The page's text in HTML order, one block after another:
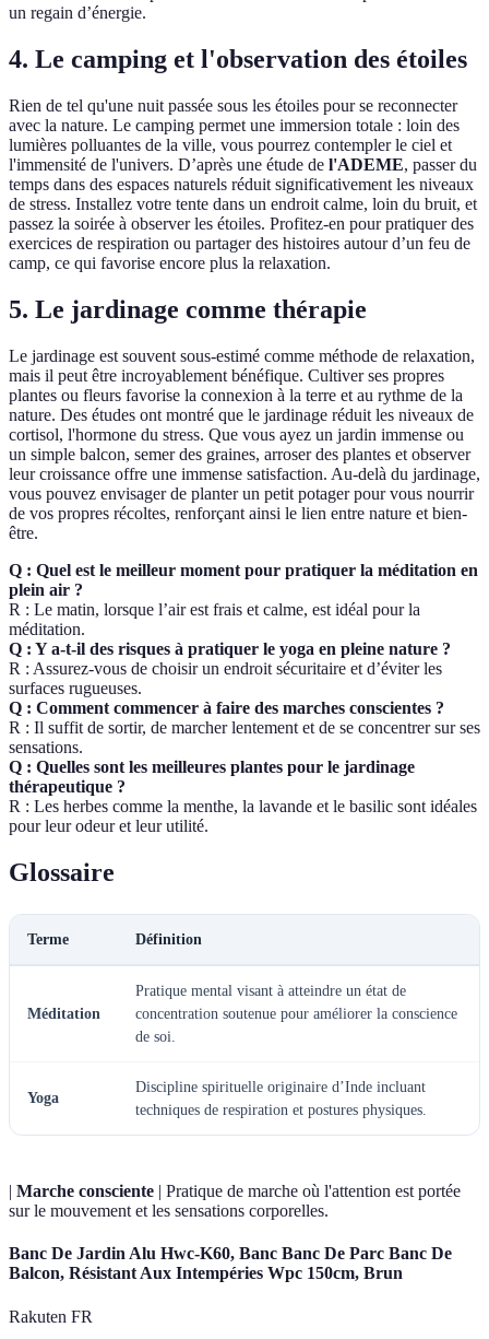
un regain d’énergie.
4. Le camping et l'observation des étoiles
Rien de tel qu'une nuit passée sous les étoiles pour se reconnecter
avec la nature. Le camping permet une immersion totale : loin des
lumières polluantes de la ville, vous pourrez contempler le ciel et
l'immensité de l'univers. D’après une étude de l'ADEME, passer du
temps dans des espaces naturels réduit significativement les niveaux
de stress. Installez votre tente dans un endroit calme, loin du bruit, et
passez la soirée à observer les étoiles. Profitez-en pour pratiquer des
exercices de respiration ou partager des histoires autour d’un feu de
camp, ce qui favorise encore plus la relaxation.
5. Le jardinage comme thérapie
Le jardinage est souvent sous-estimé comme méthode de relaxation,
mais il peut être incroyablement bénéfique. Cultiver ses propres
plantes ou fleurs favorise la connexion à la terre et au rythme de la
nature. Des études ont montré que le jardinage réduit les niveaux de
cortisol, l'hormone du stress. Que vous ayez un jardin immense ou
un simple balcon, semer des graines, arroser des plantes et observer
leur croissance offre une immense satisfaction. Au-delà du jardinage,
vous pouvez envisager de planter un petit potager pour vous nourrir
de vos propres récoltes, renforçant ainsi le lien entre nature et bien-
être.
Q : Quel est le meilleur moment pour pratiquer la méditation en
plein air ?
R : Le matin, lorsque l’air est frais et calme, est idéal pour la
méditation.
Q : Y a-t-il des risques à pratiquer le yoga en pleine nature ?
R : Assurez-vous de choisir un endroit sécuritaire et d’éviter les
surfaces rugueuses.
Q : Comment commencer à faire des marches conscientes ?
R : Il suffit de sortir, de marcher lentement et de se concentrer sur ses
sensations.
Q : Quelles sont les meilleures plantes pour le jardinage
thérapeutique ?
R : Les herbes comme la menthe, la lavande et le basilic sont idéales
pour leur odeur et leur utilité.
Glossaire
Terme Définition
Méditation
Pratique mental visant à atteindre un état de
concentration soutenue pour améliorer la conscience
de soi.
Yoga
Discipline spirituelle originaire d’Inde incluant
techniques de respiration et postures physiques.
| Marche consciente | Pratique de marche où l'attention est portée
sur le mouvement et les sensations corporelles.
Banc De Jardin Alu Hwc-K60, Banc Banc De Parc Banc De
Balcon, Résistant Aux Intempéries Wpc 150cm, Brun
Rakuten FR